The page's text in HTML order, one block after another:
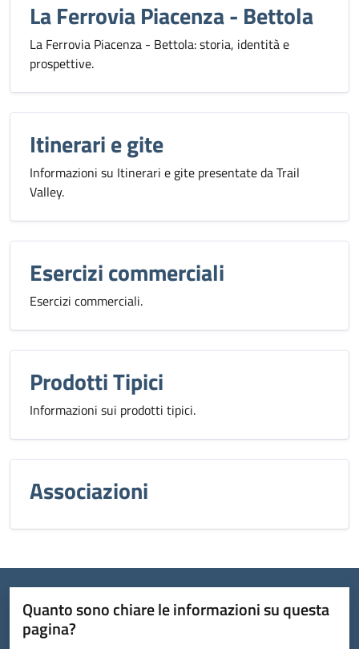
La Ferrovia Piacenza - Bettola
La Ferrovia Piacenza - Bettola: storia, identità e
prospettive.
Itinerari e gite
Informazioni su Itinerari e gite presentate da Trail
Valley.
Esercizi commerciali
Esercizi commerciali.
Prodotti Tipici
Informazioni sui prodotti tipici.
Associazioni
Quanto sono chiare le informazioni su questa
pagina?